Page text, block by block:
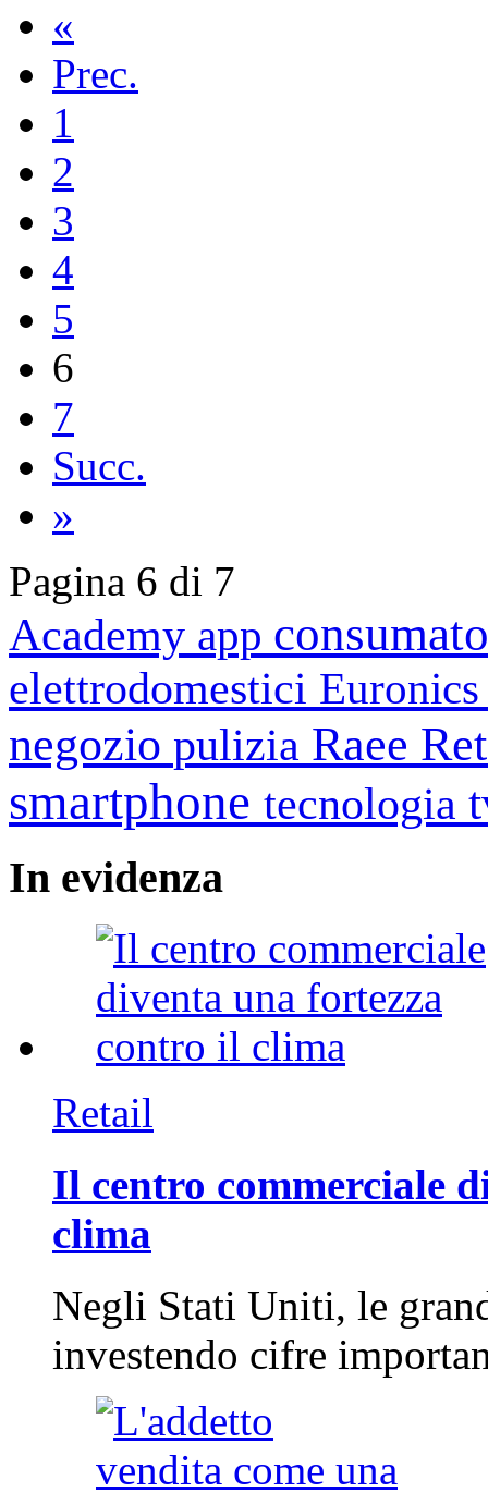
«
Prec.
1
2
3
4
5
6
7
Succ.
»
Pagina 6 di 7
Academy app
elettrodomestici
negozio pulizia Raee
smartphone tecnologia
In evidenza
Retail
Il centro commerciale
clima
Negli Stati Uniti, le
investendo cifre